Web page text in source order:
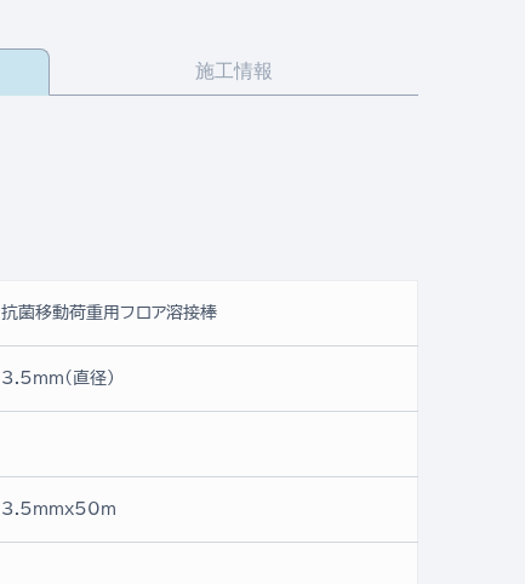
施工情報
抗菌移動荷重用フロア溶接棒
3.5mm(直径)
3.5mmx50ｍ